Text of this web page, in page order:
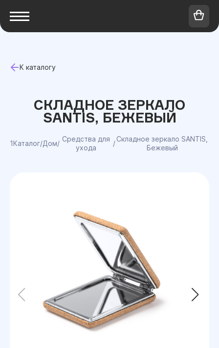
К каталогу
СКЛАДНОЕ ЗЕРКАЛО
SANTIS, БЕЖЕВЫЙ
1Каталог/Дом/
Средства для
ухода
/
Складное зеркало SANTIS,
Бежевый